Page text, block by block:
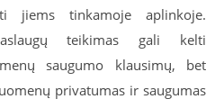
jiems tinkamoje aplinkoje.
teikimas gali kelti
saugumo klausimų, bet
privatumas ir saugumas